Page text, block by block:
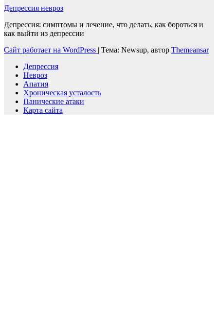
Депрессия невроз
Депрессия: симптомы и лечение, что делать, как бороться и
как выйти из депрессии
Сайт работает на WordPress | Тема: Newsup, автор Themeansar
Депрессия
Невроз
Апатия
Хроническая усталость
Панические атаки
Карта сайта